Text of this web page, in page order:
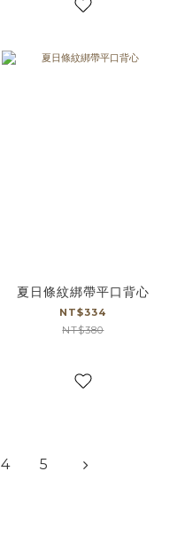
夏日條紋綁帶平口背心
NT$334
NT$380
4 5